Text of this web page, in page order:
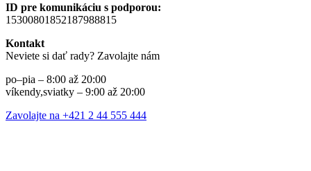
ID pre komunikáciu s podporou:
15300801852187988815
Kontakt
Neviete si dať rady? Zavolajte nám
po–pia – 8:00 až 20:00
víkendy,sviatky – 9:00 až 20:00
Zavolajte na +421 2 44 555 444